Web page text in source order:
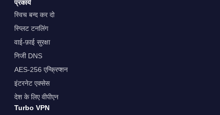
प्रकार्य
स्विच बन्द कर दो
स्प्लिट टनलिंग
वाई-फ़ाई सुरक्षा
निजी DNS
AES-256 एन्क्रिप्शन
इंटरनेट एक्सेस
देश के लिए वीपीएन
Turbo VPN